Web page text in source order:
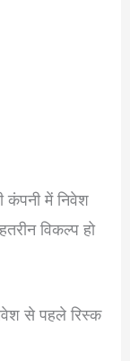
कंपनी में निवेश
विकल्प हो
से पहले रिस्क